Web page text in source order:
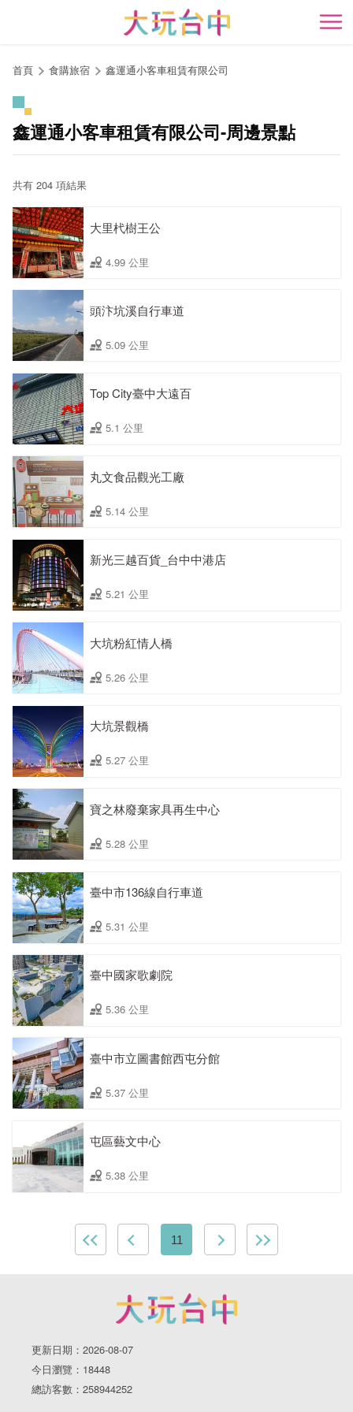
開
首頁 食購旅宿 鑫運通小客車租賃有限公司
鑫運通小客車租賃有限公司-周邊景點
共有 204 項結果
大里杙樹王公
4.99 公里
頭汴坑溪自行車道
5.09 公里
Top City臺中大遠百
5.1 公里
丸文食品觀光工廠
5.14 公里
新光三越百貨_台中中港店
5.21 公里
大坑粉紅情人橋
5.26 公里
大坑景觀橋
5.27 公里
寶之林廢棄家具再生中心
5.28 公里
臺中市136線自行車道
5.31 公里
臺中國家歌劇院
5.36 公里
臺中市立圖書館西屯分館
5.37 公里
屯區藝文中心
5.38 公里
11
更新日期：2026-08-07
今日瀏覽：18448
總訪客數：258944252